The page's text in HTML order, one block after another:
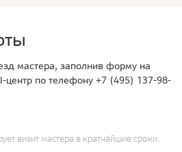
мастера, заполнив форму на
центр по телефону +7 (495) 137-98-
визит мастера в кратчайшие сроки.